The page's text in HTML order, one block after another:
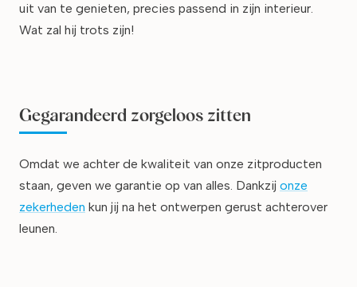
uit van te genieten, precies passend in zijn interieur.
Wat zal hij trots zijn!
Gegarandeerd zorgeloos zitten
Omdat we achter de kwaliteit van onze zitproducten
staan, geven we garantie op van alles. Dankzij onze
zekerheden kun jij na het ontwerpen gerust achterover
leunen.